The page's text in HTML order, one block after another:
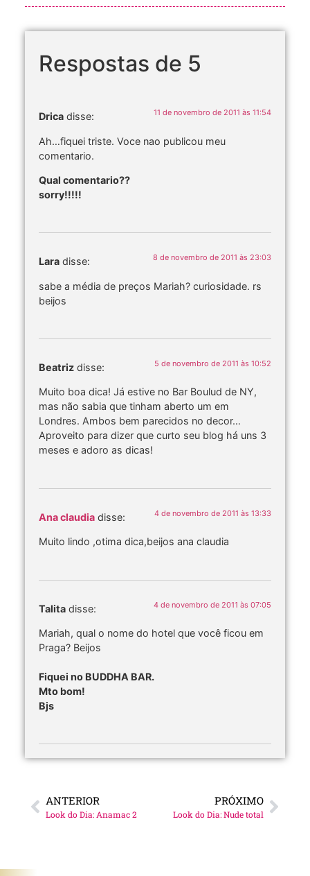
Respostas de 5
Drica disse: 11 de novembro de 2011 às 11:54
Ah…fiquei triste. Voce nao publicou meu
comentario.
Qual comentario??
sorry!!!!!
Lara disse: 8 de novembro de 2011 às 23:03
sabe a média de preços Mariah? curiosidade. rs
beijos
Beatriz disse: 5 de novembro de 2011 às 10:52
Muito boa dica! Já estive no Bar Boulud de NY,
mas não sabia que tinham aberto um em
Londres. Ambos bem parecidos no decor…
Aproveito para dizer que curto seu blog há uns 3
meses e adoro as dicas!
Ana claudia disse: 4 de novembro de 2011 às 13:33
Muito lindo ,otima dica,beijos ana claudia
Talita disse: 4 de novembro de 2011 às 07:05
Mariah, qual o nome do hotel que você ficou em
Praga? Beijos
Fiquei no BUDDHA BAR.
Mto bom!
Bjs
ANTERIOR
Look do Dia: Anamac 2
PRÓXIMO
Look do Dia: Nude total